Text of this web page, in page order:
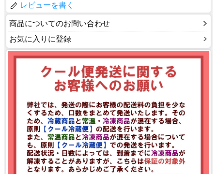
レビューを書く
商品についてのお問い合わせ
お気に入りに登録